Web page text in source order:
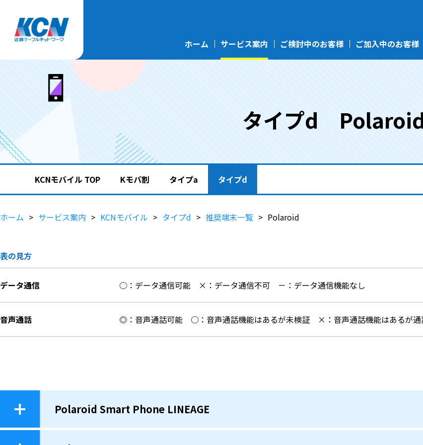
ホーム サービス案内 ご検討中のお客様 ご加入中のお客様
タイプd
KCNモバイル TOP Kモバ割 タイプa タイプd
ホーム サービス案内 KCNモバイル タイプd 推奨端末一覧 Polaroid
表の見方
データ通信 ○：データ通信可能 ×：データ通信不可 －：データ通信機能なし
音声通話 ◎：音声通話可能 ○：音声通話機能はあるが未検証 ×：音声通話機能はあるが
Polaroid Smart Phone LINEAGE